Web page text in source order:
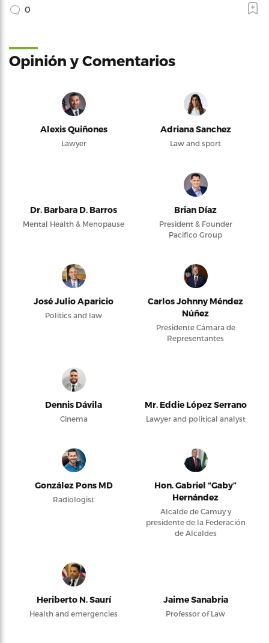
0
Opinión y Comentarios
Alexis Quiñones
Lawyer
Adriana Sanchez
Law and sport
Dr. Barbara D. Barros
Mental Health & Menopause
Brian Díaz
President & Founder
Pacifico Group
José Julio Aparicio
Politics and law
Carlos Johnny Méndez
Núñez
Presidente Cámara de
Representantes
Dennis Dávila
Cinema
Mr. Eddie López Serrano
Lawyer and political analyst
González Pons MD
Radiologist
Hon. Gabriel “Gaby”
Hernández
Alcalde de Camuy y
presidente de la Federación
de Alcaldes
Heriberto N. Saurí
Health and emergencies
Jaime Sanabria
Professor of Law